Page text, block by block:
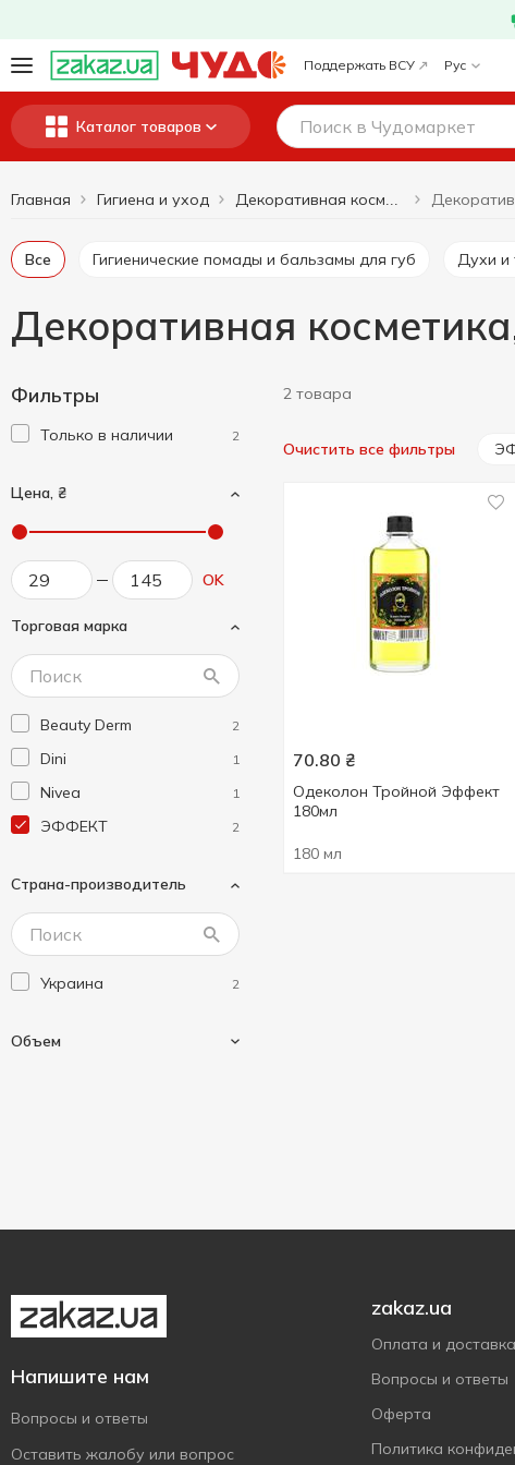
Поддержать ВСУ Рус
Каталог товаров
Главная Гигиена и уход
Все Гигиенические помады и бальзамы для губ Духи
Декоративная
Фильтры
Только в наличии 2
Цена, ₴
OK
Торговая марка
Beauty Derm 2
Dini 1
Nivea 1
ЭФФЕКТ 2
Страна-производитель
Украина 2
Объем
2 товара
Очистить все фильтры
70.80 ₴
Одеколон Тройной Эффект
180мл
180 мл
Напишите нам
Вопросы и ответы
Оставить жалобу или вопрос
zakaz.ua
Оплата и доставка
Вопросы и ответы
Оферта
Политика